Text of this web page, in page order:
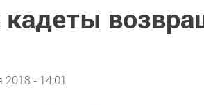
кадеты
- 14:01